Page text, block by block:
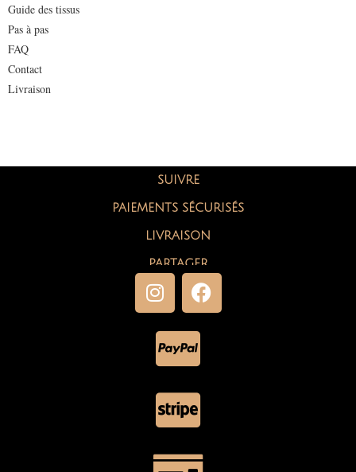
Guide des tissus
Pas à pas
FAQ
Contact
Livraison
SUIVRE
PAIEMENTS SÉCURISÉS
LIVRAISON
PARTAGER